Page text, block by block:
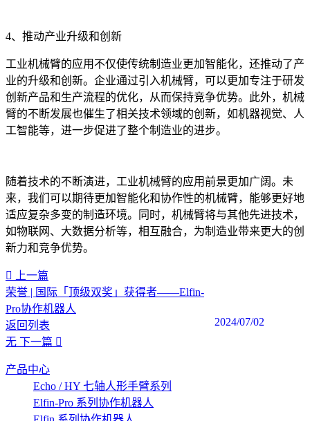
4、推动产业升级和创新
工业机械臂的应用不仅使传统制造业更加智能化，还推动了产
业的升级和创新。企业通过引入机械臂，可以更加专注于研发
创新产品和生产流程的优化，从而保持竞争优势。此外，机械
臂的不断发展也催生了相关技术领域的创新，如机器视觉、人
工智能等，进一步促进了整个制造业的进步。
随着技术的不断演进，工业机械臂的应用前景更加广阔。未
来，我们可以期待更加智能化和协作性的机械臂，能够更好地
适应复杂多变的制造环境。同时，机械臂将与其他先进技术，
如物联网、大数据分析等，相互融合，为制造业带来更大的创
新力和竞争优势。
上一篇
荣誉 | 国际「顶级双奖」获得者——Elfin-
Pro协作机器人
2024/07/02
返回列表
无 下一篇
产品中心
Echo / HY 七轴人形手臂系列
Elfin-Pro 系列协作机器人